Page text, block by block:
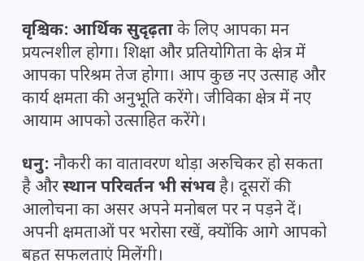
वृश्चिक: आर्थिक सुदृढ़ताके लिए आपका मन
प्रयत्नशील होगा। शिक्षा और प्रतियोगिता के क्षेत्र में
आपका परिश्रम तेज होगा। आप कुछ नए उत्साह और
कार्य क्षमता की अनुभूति करेंगे। जीविका क्षेत्र में नए
आयाम आपको उत्साहित करेंगे।
धनु: नौकरी का वातावरण थोड़ा अरुचिकर हो सकता
है औरस्थान परिवर्तन भी संभवहै। दूसरों की
आलोचना का असर अपने मनोबल पर न पड़ने दें।
अपनी क्षमताओं पर भरोसा रखें, क्योंकि आगे आपको
बहुत सफलताएं मिलेंगी।